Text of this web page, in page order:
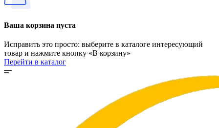
Ваша корзина пуста
Исправить это просто: выберите в каталоге интересующий
товар и нажмите кнопку «В корзину»
Перейти в каталог